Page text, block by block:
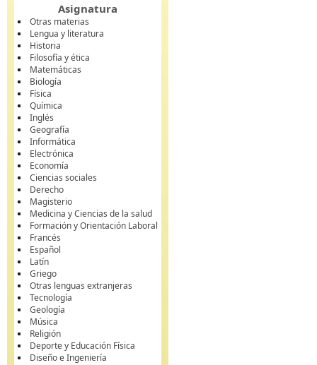
Asignatura
Otras materias
Lengua y literatura
Historia
Filosofía y ética
Matemáticas
Biología
Física
Química
Inglés
Geografía
Informática
Electrónica
Economía
Ciencias sociales
Derecho
Magisterio
Medicina y Ciencias de la salud
Formación y Orientación Laboral
Francés
Español
Latín
Griego
Otras lenguas extranjeras
Tecnología
Geología
Música
Religión
Deporte y Educación Física
Diseño e Ingeniería